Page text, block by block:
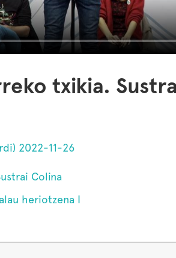
txikia.
2022-11-26
Colina
heriotzena I